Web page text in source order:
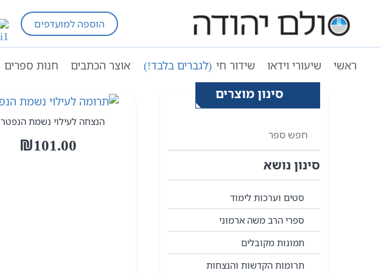
הוספה למועדפים
ראשי שיעורי וידאו שידור חי (לגברים בלבד!) אוצר הכתבים חנות ספרים
עמוד ראשי הנצחה לנפטר
סינון מוצרים
סינון נושא
סטים וערכות לימוד
ספרי הרב משה ארמוני
תמונות מקובלים
תרומות הקדשות והנצחות
הנצחה לעילוי נשמת הנפטר
₪101.00